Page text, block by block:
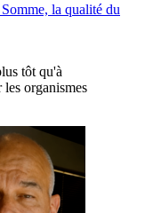
la qualité du
tôt qu'à
les organismes